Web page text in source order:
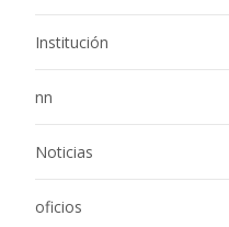
Institución
nn
Noticias
oficios